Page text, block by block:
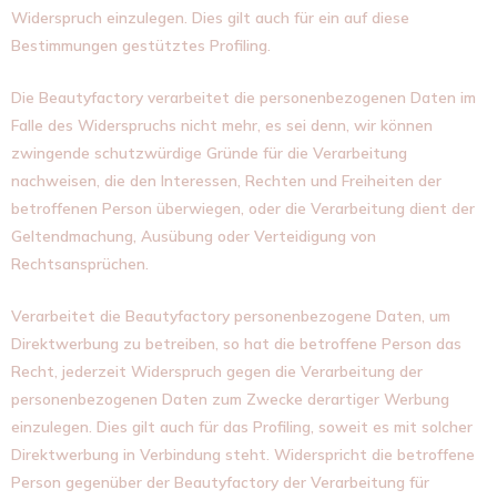
Widerspruch einzulegen. Dies gilt auch für ein auf diese
Bestimmungen gestütztes Profiling.
Die Beautyfactory verarbeitet die personenbezogenen Daten im
Falle des Widerspruchs nicht mehr, es sei denn, wir können
zwingende schutzwürdige Gründe für die Verarbeitung
nachweisen, die den Interessen, Rechten und Freiheiten der
betroffenen Person überwiegen, oder die Verarbeitung dient der
Geltendmachung, Ausübung oder Verteidigung von
Rechtsansprüchen.
Verarbeitet die Beautyfactory personenbezogene Daten, um
Direktwerbung zu betreiben, so hat die betroffene Person das
Recht, jederzeit Widerspruch gegen die Verarbeitung der
personenbezogenen Daten zum Zwecke derartiger Werbung
einzulegen. Dies gilt auch für das Profiling, soweit es mit solcher
Direktwerbung in Verbindung steht. Widerspricht die betroffene
Person gegenüber der Beautyfactory der Verarbeitung für